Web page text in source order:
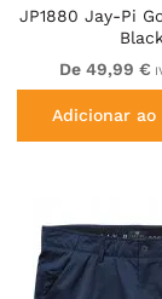
JP1880 Jay-Pi
Black
De 49,99 €
Adicionar